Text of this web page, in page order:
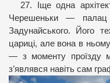
27. Іще одна
Черешеньки — палац
Задунайського. Його
цариці, але вона в
— з моменту проїзду
з’являвся навіть сам